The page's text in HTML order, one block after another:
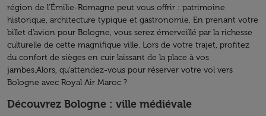
région de l'Émilie-Romagne peut vous offrir : patrimoine
historique, architecture typique et gastronomie. En prenant votre
billet d’avion pour Bologne, vous serez émerveillé par la richesse
culturelle de cette magnifique ville. Lors de votre trajet, profitez
du confort de sièges en cuir laissant de la place à vos
jambes.Alors, qu’attendez-vous pour réserver votre vol vers
Bologne avec Royal Air Maroc ?
Découvrez Bologne : ville médiévale